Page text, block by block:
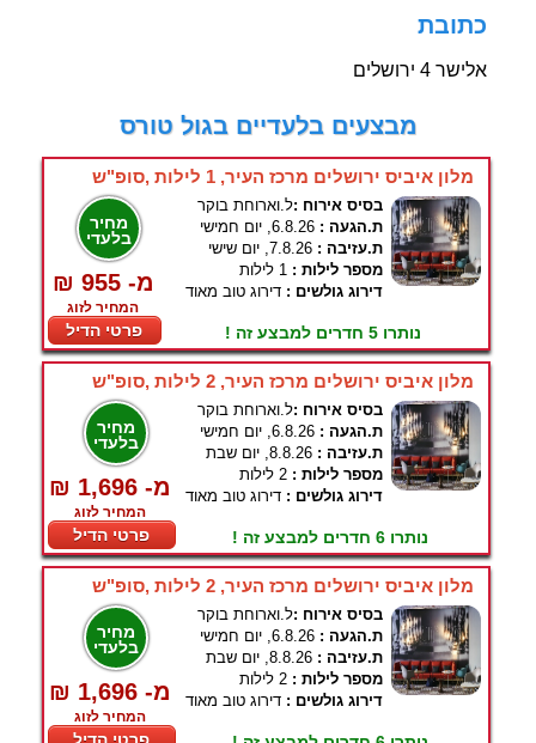
כתובת
אלישר 4 ירושלים
מבצעים בלעדיים בגול טורס
מלון איביס ירושלים מרכז העיר, 1 לילות ,סופ"ש
מחיר
בלעדי
₪ 955 -מ
המחיר לזוג
פרטי הדיל
בסיס אירוח :ל.וארוחת בוקר
ת.הגעה : 6.8.26, יום חמישי
ת.עזיבה : 7.8.26, יום שישי
מספר לילות : 1 לילות
דירוג גולשים : דירוג טוב מאוד
נותרו 5 חדרים למבצע זה !
מלון איביס ירושלים מרכז העיר, 2 לילות ,סופ"ש
מחיר
בלעדי
₪ 1,696 -מ
המחיר לזוג
פרטי הדיל
בסיס אירוח :ל.וארוחת בוקר
ת.הגעה : 6.8.26, יום חמישי
ת.עזיבה : 8.8.26, יום שבת
מספר לילות : 2 לילות
דירוג גולשים : דירוג טוב מאוד
נותרו 6 חדרים למבצע זה !
מלון איביס ירושלים מרכז העיר, 2 לילות ,סופ"ש
מחיר
בלעדי
₪ 1,696 -מ
המחיר לזוג
בסיס אירוח :ל.וארוחת בוקר
ת.הגעה : 6.8.26, יום חמישי
ת.עזיבה : 8.8.26, יום שבת
מספר לילות : 2 לילות
דירוג גולשים : דירוג טוב מאוד